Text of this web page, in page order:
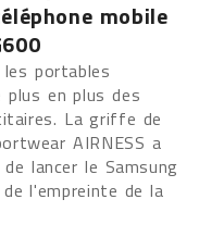
mobile
portables
plus en plus des
La griffe de
AIRNESS a
lancer le Samsung
l'empreinte de la